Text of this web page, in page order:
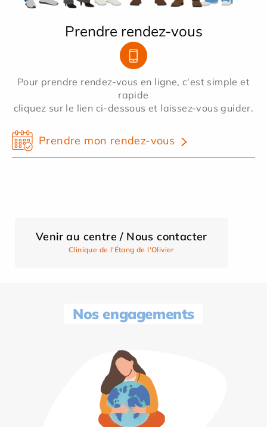
Prendre rendez-vous
Pour prendre rendez-vous en ligne, c'est simple et
rapide
cliquez sur le lien ci-dessous et laissez-vous guider.
Prendre mon rendez-vous
Venir au centre / Nous contacter
Clinique de l'Étang de l'Olivier
Nos engagements